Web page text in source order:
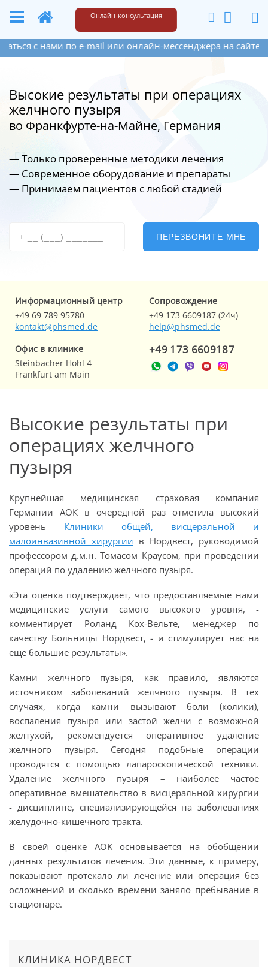
+49 173 6609187 Написать
Онлайн-консультация
с нами по e-mail или онлайн-мессенджера на сайте
Высокие результаты при операциях
желчного пузыря
во Франкфурте-на-Майне, Германия
— Только проверенные методики лечения
— Современное оборудование и препараты
— Принимаем пациентов с любой стадией
ПЕРЕЗВОНИТЕ МНЕ
Информационный центр
+49 69 789 95780
kontakt@phsmed.de
Cопровождение
+49 173 6609187 (24ч)
help@phsmed.de
Офис в клинике
Steinbacher Hohl 4
Frankfurt am Main
+49 173 6609187
Высокие результаты при
операциях желчного
пузыря
Крупнейшая медицинская страховая компания
Германии АОК в очередной раз отметила высокий
уровень Клиники общей, висцеральной и
малоинвазивной хирургии в Нордвест, руководимой
профессором д.м.н. Томасом Краусом, при проведении
операций по удалению желчного пузыря.
«Эта оценка подтверждает, что предоставляемые нами
медицинские услуги самого высокого уровня, -
комментирует Роланд Кох-Вельте, менеджер по
качеству Больницы Нордвест, - и стимулирует нас на
еще большие результаты».
Камни желчного пузыря, как правило, являются
источником заболеваний желчного пузыря. В тех
случаях, когда камни вызывают боли (колики),
воспаления пузыря или застой желчи с возможной
желтухой, рекомендуется оперативное удаление
желчного пузыря. Сегодня подобные операции
проводятся с помощью лапароскопической техники.
Удаление желчного пузыря – наиболее частое
оперативное вмешательство в висцеральной хирургии
- дисциплине, специализирующейся на заболеваниях
желудочно-кишечного тракта.
В своей оценке AOK основывается на обобщении
данных результатов лечения. Эти данные, к примеру,
показывают протекало ли лечение или операция без
осложнений и сколько времени заняло пребывание в
стационаре.
КЛИНИКА НОРДВЕСТ